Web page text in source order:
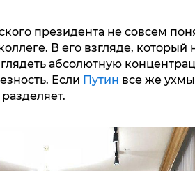
президента не совсем
В его взгляде, который
абсолютную
Если Путин все же